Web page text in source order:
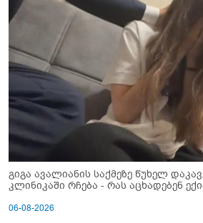
გიგა ავალიანის საქმეზე წუხელ
კლინიკაში რჩება - რას აცხადებენ
06-08-2026